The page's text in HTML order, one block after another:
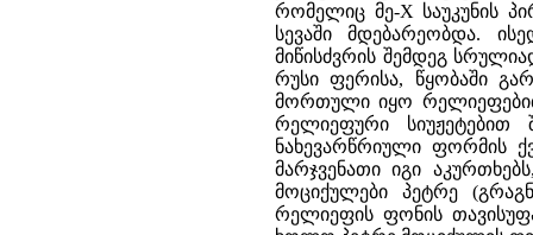
რომელიც მე-X საუკუნის
სევაში მდებარეობდა.
მიწისძვრის შემდეგ
რუსი ფერისა, წყობაში
მორთული იყო
რელიეფური სიუჟეტებით
ნახევარწრიული ფორმის
მარჯვენათი იგი
მოციქულები პეტრე
რელიეფის ფონის